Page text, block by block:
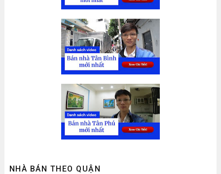
NHÀ BÁN THEO QUẬN